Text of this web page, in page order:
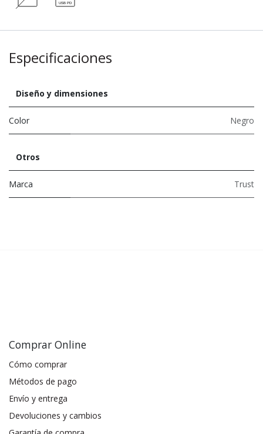
Especificaciones
Diseño y dimensiones
Color Negro
Otros
Marca Trust
Comprar Online
Cómo comprar
Métodos de pago
Envío y entrega
Devoluciones y cambios